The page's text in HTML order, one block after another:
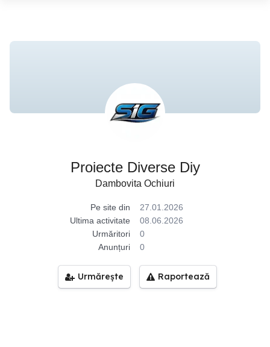
Proiecte Diverse Diy
Dambovita Ochiuri
Pe site din
27.01.2026
Ultima activitate
08.06.2026
Urmăritori
0
Anunțuri
0
Urmărește Raportează